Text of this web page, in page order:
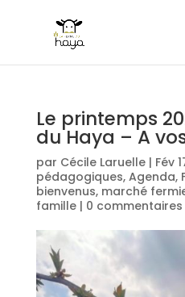
Le printemps
du Haya – A
par Cécile Laruelle| Fév
pédagogiques, Agenda,
bienvenus, marché
famille| 0 commentaires